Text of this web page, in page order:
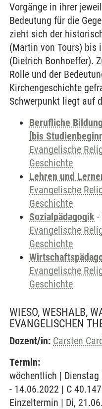
Vorgänge in ihrer
Bedeutung für die
zieht sich der
(Martin von Tours) bis
(Dietrich Bonhoeffer).
Rolle und der
Kirchengeschichte
Schwerpunkt liegt auf
Berufliche
[bis
Evangelische
Geschichte
Lehren und
Evangelische
Geschichte
Sozialpädagogik -
Evangelische
Geschichte
Evangelische
Geschichte
WIESO, WESHALB,
EVANGELISCHEN
Dozent/in: Carsten
Termin:
wöchentlich |
- 14.06.2022 | C
Einzeltermin | Di,